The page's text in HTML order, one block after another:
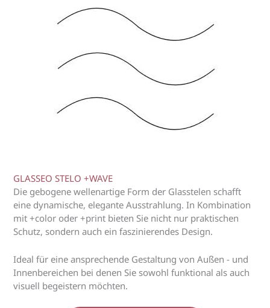
GLASSEO STELO +WAVE
Die gebogene wellenartige Form der Glasstelen schafft
eine dynamische, elegante Ausstrahlung. In Kombination
mit +color oder +print bieten Sie nicht nur praktischen
Schutz, sondern auch ein faszinierendes Design.
Ideal für eine ansprechende Gestaltung von Außen - und
Innenbereichen bei denen Sie sowohl funktional als auch
visuell begeistern möchten.